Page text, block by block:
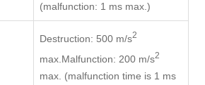
(malfunction: 1 ms max.)
Destruction: 500 m/s2
max.Malfunction: 200 m/s2
max. (malfunction time is 1 ms